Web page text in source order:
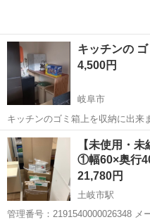
キッチンの
4,500円
岐阜市
キッチンのゴミ箱上を収納に出来
能です。 お家のスペースにジャスト
メッセージにてお問い合わせ下さい。 地域によっては配達(
します。 遠方の方は中間...
岐阜 岐阜市 収納家具
【未使用・未組み
①幅60×奥行
21,780円
土岐市駅
管理番号：2191540000026348 メ